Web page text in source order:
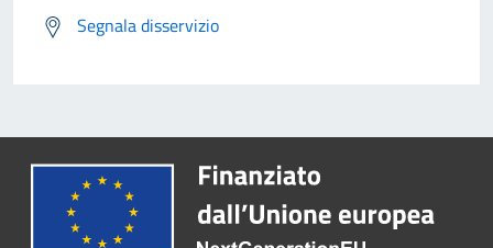
Segnala disservizio